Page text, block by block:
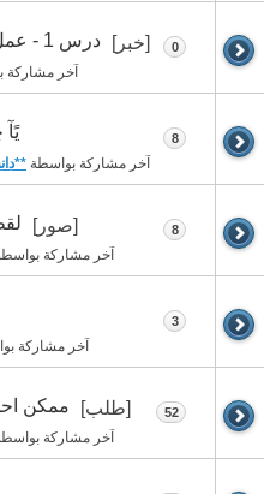
[خبر] درس 1 - عمل قطعة قماش - فوتوشوب
آخر مشاركة
0
آخر مشاركة بواسطة
8
[صور]
آخر مشاركة
8
آخر مشاركة
3
[طلب] ممكن
آخر مشاركة
52